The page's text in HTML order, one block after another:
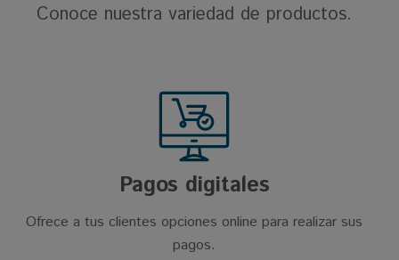
Conoce nuestra variedad de productos.
Pagos digitales
Ofrece a tus clientes opciones online para realizar sus
pagos.